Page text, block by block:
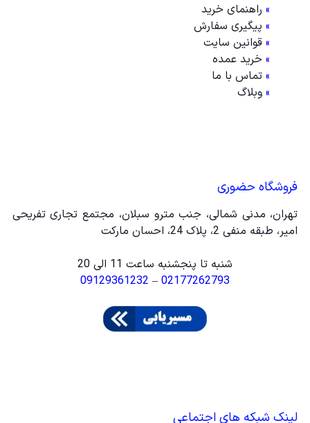
» راهنمای خرید
» پیگیری سفارش
» قوانین سایت
» خرید عمده
» تماس با ما
» وبلاگ
فروشگاه حضوری
تهران، مدنی شمالی، جنب مترو سبلان، مجتمع تجاری تفریحی
امیر، طبقه منفی 2، پلاک 24، احسان مارکت
شنبه تا پنجشنبه ساعت 11 الی 20
02177262793
–
09129361232
لینک شبکه های اجتماعی